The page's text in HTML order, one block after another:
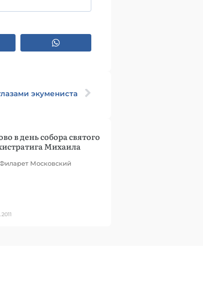
экумениста
в день собора святого
Михаила
Московский